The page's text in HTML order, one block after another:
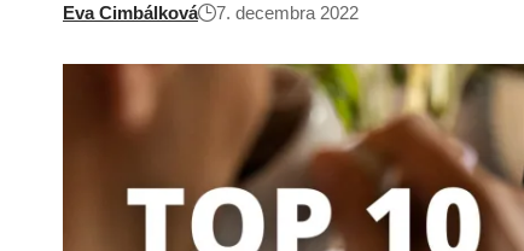
Eva Cimbálková 7. decembra 2022